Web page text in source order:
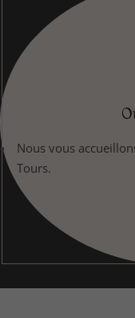
Nous vous
Tours.